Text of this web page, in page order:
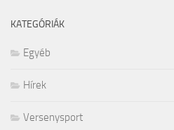
KATEGÓRIÁK
Egyéb
Hírek
Versenysport